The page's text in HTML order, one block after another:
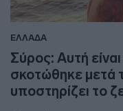
ΕΛΛΑΔΑ
Σύρος: Αυτή
σκοτώθηκε μετά
υποστηρίζει το